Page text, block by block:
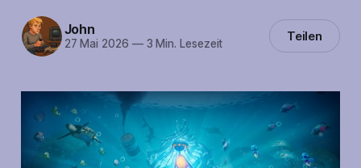
John
27 Mai 2026 —3 Min. Lesezeit Teilen